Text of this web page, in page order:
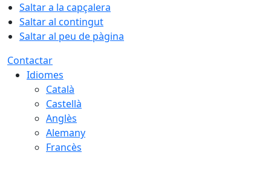
Saltar a la capçalera
Saltar al contingut
Saltar al peu de pàgina
Contactar
Idiomes
Català
Castellà
Anglès
Alemany
Francès